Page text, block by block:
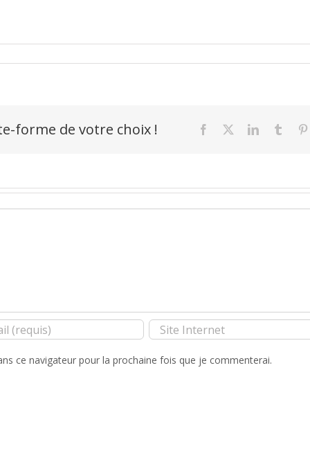
forme de votre choix ! Facebook LinkedInTumblr
ce navigateur pour la prochaine fois que je commenterai.